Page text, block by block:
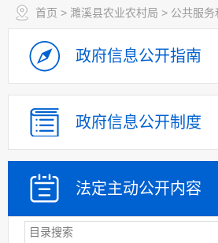
首页 > 濉溪县农业农村局 > 公共服务
政府信息公开指南
政府信息公开制度
法定主动公开内容
决策部署落实情况
建议提案办理
机构领导
机构设置
人事信息
财政资金
应急管理
乡村振兴（精准脱贫）